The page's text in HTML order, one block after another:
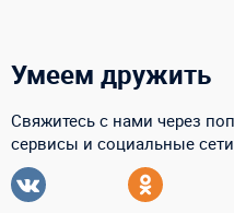
Умеем дружить
Свяжитесь с нами через
сервисы и социальные